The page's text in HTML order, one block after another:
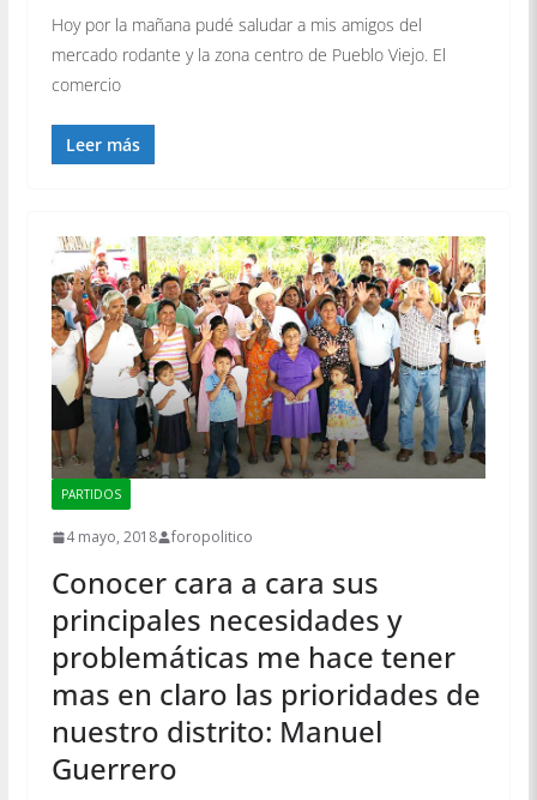
Hoy por la mañana pudé saludar a mis amigos del
mercado rodante y la zona centro de Pueblo Viejo. El
comercio
Leer más
PARTIDOS
4 mayo, 2018 foropolitico
Conocer cara a cara sus
principales necesidades y
problemáticas me hace tener
mas en claro las prioridades de
nuestro distrito: Manuel
Guerrero